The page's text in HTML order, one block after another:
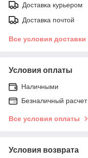
Доставка курьером
Доставка почтой
Все условия доставки
Условия оплаты
Наличными
Безналичный расчет
Все условия оплаты
Условия возврата